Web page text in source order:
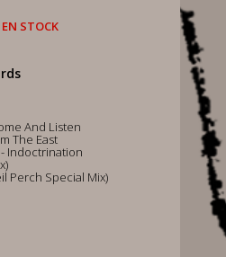
STOCK
And Listen
The East
- Indoctrination
Perch Special Mix)